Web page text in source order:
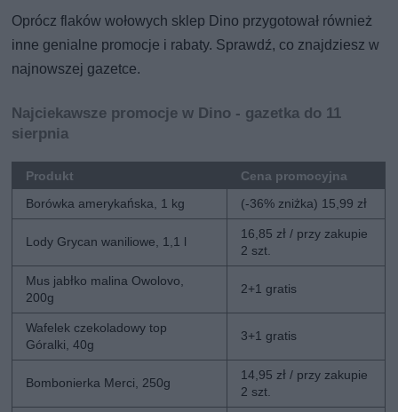
Oprócz flaków wołowych sklep Dino przygotował również
inne genialne promocje i rabaty. Sprawdź, co znajdziesz w
najnowszej gazetce.
Najciekawsze promocje w Dino - gazetka do 11
sierpnia
Produkt
Cena promocyjna
Borówka amerykańska, 1 kg
(-36% zniżka) 15,99 zł
Lody Grycan waniliowe, 1,1 l
16,85 zł / przy zakupie
2 szt.
Mus jabłko malina Owolovo,
200g
2+1 gratis
Wafelek czekoladowy top
Góralki, 40g
3+1 gratis
Bombonierka Merci, 250g
14,95 zł / przy zakupie
2 szt.